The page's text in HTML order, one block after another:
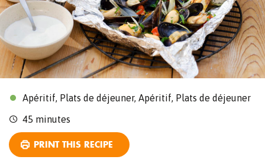
Apéritif, Plats de déjeuner, Apéritif, Plats de déjeuner
45 minutes
PRINT THIS RECIPE